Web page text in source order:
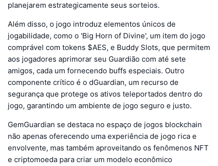
planejarem estrategicamente seus sorteios.
Além disso, o jogo introduz elementos únicos de
jogabilidade, como o 'Big Horn of Divine', um item do jogo
comprável com tokens $AES, e Buddy Slots, que permitem
aos jogadores aprimorar seu Guardião com até sete
amigos, cada um fornecendo buffs especiais. Outro
componente crítico é o dGuardian, um recurso de
segurança que protege os ativos teleportados dentro do
jogo, garantindo um ambiente de jogo seguro e justo.
GemGuardian se destaca no espaço de jogos blockchain
não apenas oferecendo uma experiência de jogo rica e
envolvente, mas também aproveitando os fenômenos NFT
e criptomoeda para criar um modelo econômico